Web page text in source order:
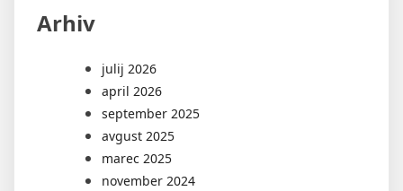
Arhiv
julij 2026
april 2026
september 2025
avgust 2025
marec 2025
november 2024